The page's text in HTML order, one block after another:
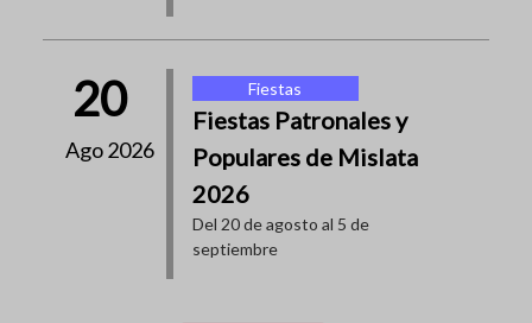
20
Ago 2026
Fiestas
Fiestas Patronales y
Populares de Mislata
2026
Del 20 de agosto al 5 de
septiembre